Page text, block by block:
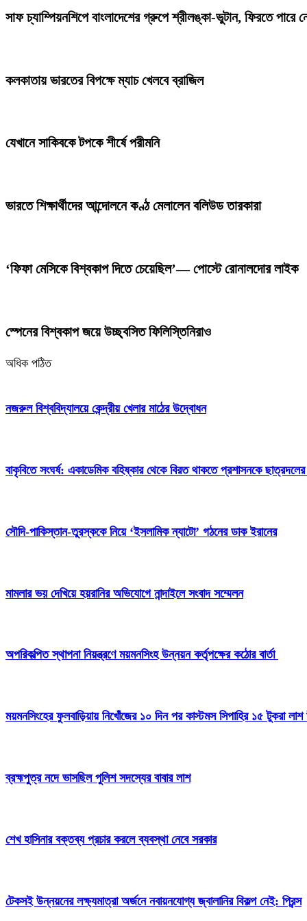
সাফ চ্যাম্পিয়নশিপে বাংলাদেশের গ্রুপে শ্রীলঙ্কা-ভুটান, ফিরতে পারে
কলকাতায় ভারতের বিপক্ষে ম্যাচ খেলবে ব্রাজিল
যেখানে সাকিবকে টপকে শীর্ষে পরীমনি
ভারতে শিক্ষার্থীদের আন্দোলনে কণ্ঠ মেলালেন বলিউড তারকারা
‘ফিফা মেসিকে বিশ্বকাপ দিতে চেয়েছিল’— পোস্টে রোনালদোর লাইক
স্পেনের বিশ্বকাপ জয়ে উচ্ছ্বসিত ফিলিস্তিনিরাও
অধিক পঠিত
নজরুল বিশ্ববিদ্যালয়ে কেন্দ্রীয় খেলার মাঠের উদ্বোধন
বাকৃবিতে সংঘর্ষ: একাডেমিক বহিষ্কার থেকে বিরত থাকতে প্রশাসনকে
সৌদি-পাকিস্তান-তুরস্ককে নিয়ে ‘ইসলামিক ন্যাটো’ গঠনের ডাক ইরানের
মামলার ভয় দেখিয়ে হয়রানির অভিযোগে নান্দাইলে সংবাদ সম্মেলন
অপরিকল্পিত স্থাপনা নিয়ন্ত্রণে ময়মনসিংহ উন্নয়ন কর্তৃপক্ষের কঠোর বার্তা
ময়মনসিংহের ফুলবাড়িয়ায় নিখোঁজের ১০ দিন পর কাস্টমস সিপাহির ১৫ টুকরা লাশ
ব্রহ্মপুত্র নদে ভাসছিল পুলিশ সদস্যের বাবার লাশ
শেখ হাসিনার বক্তব্য প্রচার করলে ব্যবস্থা নেবে সরকার
টেকসই উন্নয়নের লক্ষ্যমাত্রা অর্জনে নবায়নযোগ্য জ্বালানির বিকল্প নেই: প্রিন্স